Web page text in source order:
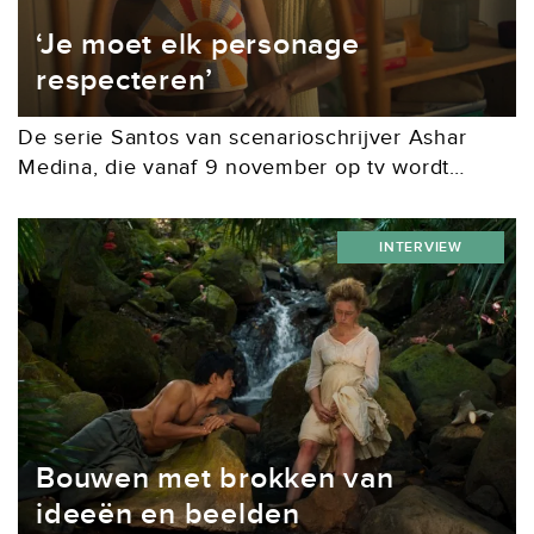
‘Je moet elk personage
respecteren’
De serie Santos van scenarioschrijver Ashar
Medina, die vanaf 9 november op tv wordt
voor beste televisiedrama. De prijs is een
hoogtepunt uit...
Bouwen met brokken van
ideeën en beelden
INTERVIEW